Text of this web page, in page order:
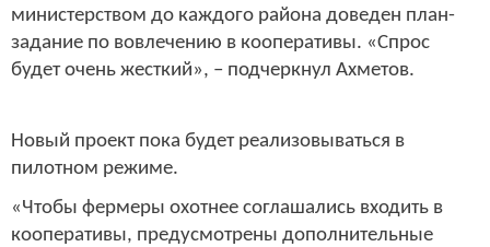
министерством до каждого района доведен план-
задание по вовлечению в кооперативы. «Спрос
будет очень жесткий», – подчеркнул Ахметов.
Новый проект пока будет реализовываться в
пилотном режиме.
«Чтобы фермеры охотнее соглашались входить в
кооперативы, предусмотрены дополнительные